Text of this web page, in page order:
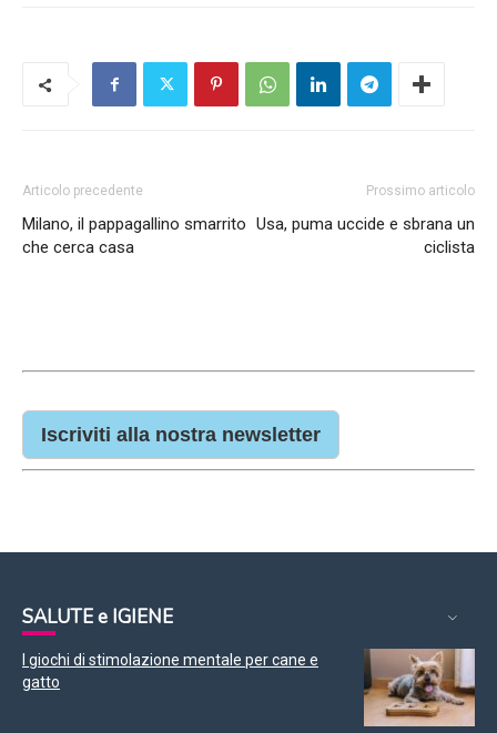
Articolo precedente
Milano, il pappagallino smarrito
che cerca casa
Prossimo articolo
Usa, puma uccide e sbrana un
ciclista
Iscriviti alla nostra newsletter
SALUTE e IGIENE
I giochi di stimolazione mentale per cane e
gatto